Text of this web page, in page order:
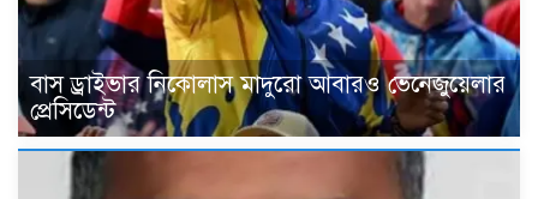
বাস ড্রাইভার নিকোলাস মাদুরো আবারও ভেনেজুয়েলার
প্রেসিডেন্ট